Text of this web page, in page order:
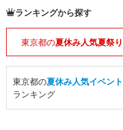
ランキングから探す
東京都の夏休み人気夏祭り
東京都の夏休み人気イベント
ランキング